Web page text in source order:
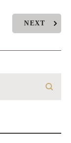
NEXT